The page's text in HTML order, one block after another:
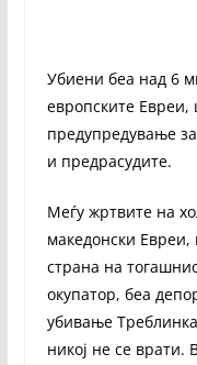
Убиени беа над 6
европските Евреи,
предупредување
и предрасудите.
Меѓу жртвите на
македонски Евреи,
страна на
окупатор, беа
убивање
никој не се врати.